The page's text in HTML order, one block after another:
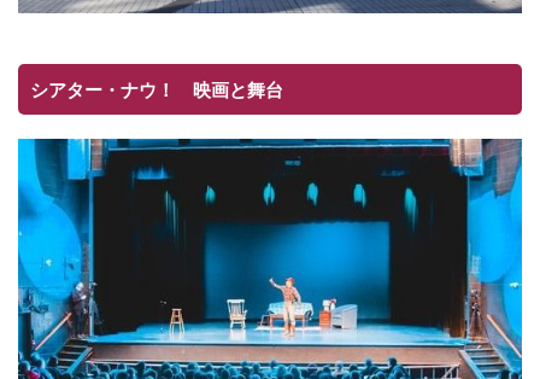
シアター・ナウ！ 映画と舞台